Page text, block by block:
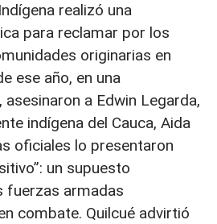
realizó una
para reclamar por los
originarias en
ese año, en una
a Edwin Legarda,
indígena del Cauca, Aida
oficiales lo presentaron
un supuesto
fuerzas armadas
combate. Quilcué advirtió